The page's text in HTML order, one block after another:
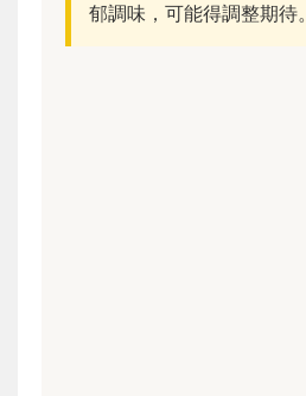
郁調味，可能得調整期待。